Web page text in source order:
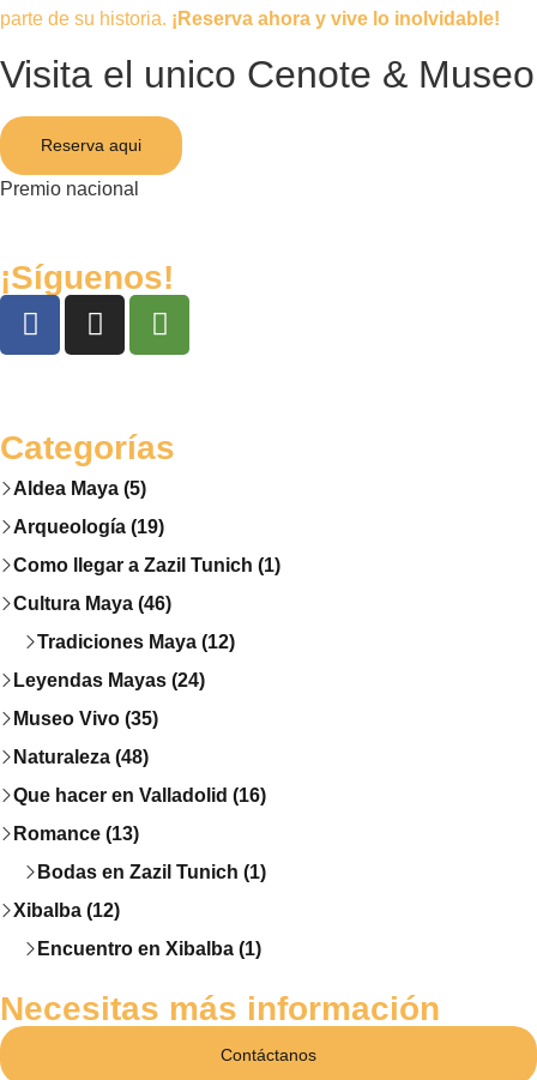
parte de su historia. ¡Reserva ahora y vive lo inolvidable!
Visita el unico Cenote & Museo
Reserva aqui
Premio nacional
¡Síguenos!
Categorías
Aldea Maya (5)
Arqueología (19)
Como llegar a Zazil Tunich (1)
Cultura Maya (46)
Tradiciones Maya (12)
Leyendas Mayas (24)
Museo Vivo (35)
Naturaleza (48)
Que hacer en Valladolid (16)
Romance (13)
Bodas en Zazil Tunich (1)
Xibalba (12)
Encuentro en Xibalba (1)
Necesitas más información
Contáctanos